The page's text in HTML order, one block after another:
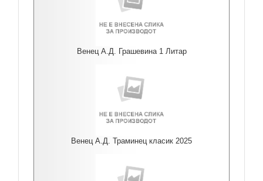
Венец А.Д. Грашевина 1 Литар
Венец А.Д. Траминец класик 2025